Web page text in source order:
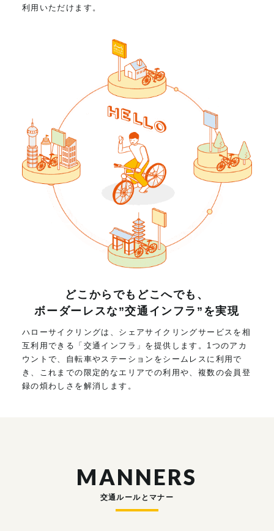
利用いただけます。
どこからでもどこへでも、
ボーダーレスな”交通インフラ”を実現
ハローサイクリングは、シェアサイクリングサービスを相
互利用できる「交通インフラ」を提供します。1つのアカ
ウントで、自転車やステーションをシームレスに利用で
き、これまでの限定的なエリアでの利用や、複数の会員登
録の煩わしさを解消します。
MANNERS
交通ルールとマナー